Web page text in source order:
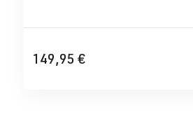
149,95 €